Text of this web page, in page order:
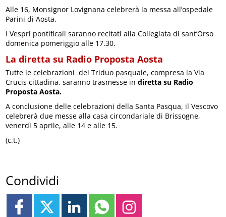
Alle 16, Monsignor Lovignana celebrerà la messa all’ospedale
Parini di Aosta.
I Vespri pontificali saranno recitati alla Collegiata di sant’Orso
domenica pomeriggio alle 17.30.
La diretta su Radio Proposta Aosta
Tutte le celebrazioni del Triduo pasquale, compresa la Via
Crucis cittadina, saranno trasmesse in diretta su Radio
Proposta Aosta.
A conclusione delle celebrazioni della Santa Pasqua, il Vescovo
celebrerà due messe alla casa circondariale di Brissogne,
venerdì 5 aprile, alle 14 e alle 15.
(c.t.)
Condividi